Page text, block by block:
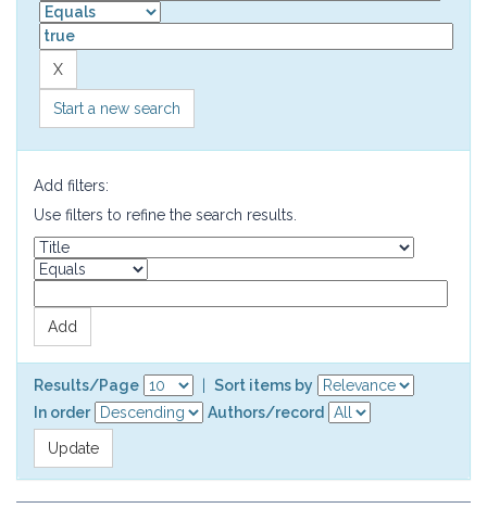
Start a new search
Add filters:
Use filters to refine the search results.
Results/Page
Sort items by
In order
Authors/record